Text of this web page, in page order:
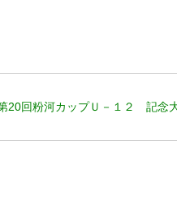
20回粉河カップＵ－１２ 記念